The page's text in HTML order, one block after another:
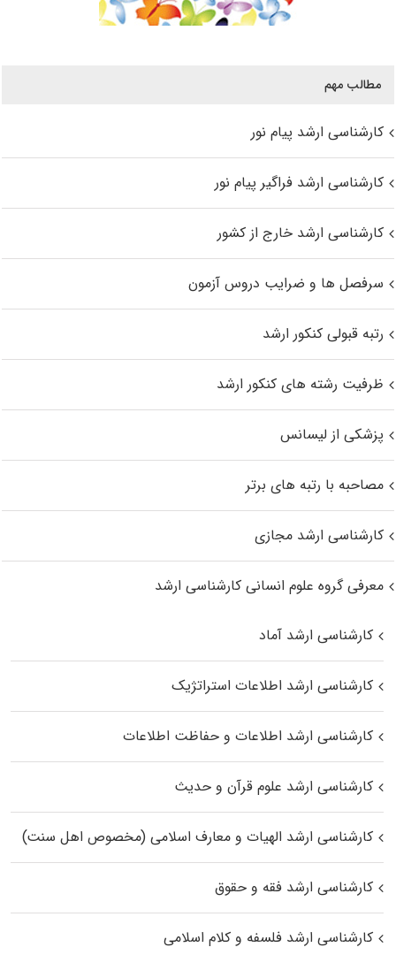
مطالب مهم
کارشناسی ارشد پیام نور
کارشناسی ارشد فراگیر پیام نور
کارشناسی ارشد خارج از کشور
سرفصل ها و ضرایب دروس آزمون
رتبه قبولی کنکور ارشد
ظرفیت رشته های کنکور ارشد
پزشکی از لیسانس
مصاحبه با رتبه های برتر
کارشناسی ارشد مجازی
معرفی گروه علوم انسانی کارشناسی ارشد
کارشناسی ارشد آماد
کارشناسی ارشد اطلاعات استراتژیک
کارشناسی ارشد اطلاعات و حفاظت اطلاعات
کارشناسی ارشد علوم قرآن و حدیث
کارشناسی ارشد الهیات و معارف اسلامی (مخصوص اهل سنت)
کارشناسی ارشد فقه و حقوق
کارشناسی ارشد فلسفه و کلام اسلامی